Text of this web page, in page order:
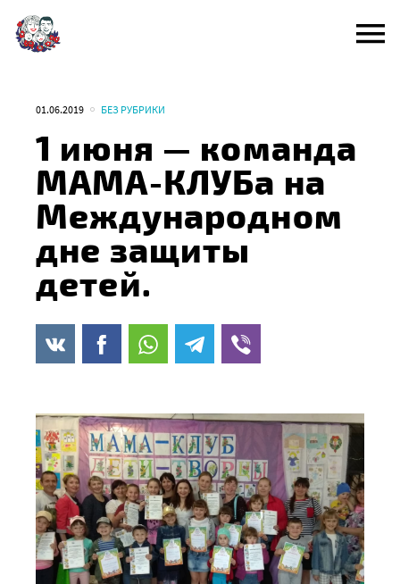
Перейти
содержанию
01.06.2019 БЕЗ РУБРИКИ
1 июня — команда
МАМА-КЛУБа на
Международном
дне защиты
детей.